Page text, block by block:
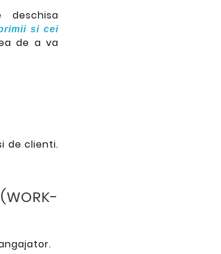
deschisa
si cei
de a va
de clienti.